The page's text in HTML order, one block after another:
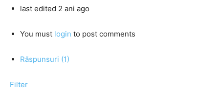
last edited 2 ani ago
You must login to post comments
Răspunsuri (1)
Filter